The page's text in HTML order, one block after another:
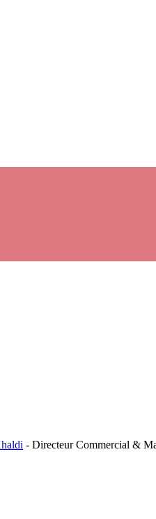
- Directeur Commercial &